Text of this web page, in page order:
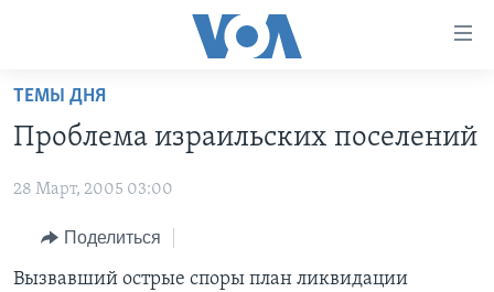
Перейти
основной
Перейти
навигации
ГЛАВНОЕ
ПРОГРАММЫ
АМЕРИКА
НОВОСТИ ЗА МИНУТУ
ИТОГИ
ПРОЕКТЫ
УЧИМ АНГЛИЙСКИЙ
НАША АМЕРИКАНСКАЯ ИСТОРИЯ
ЭКСПЕРТИЗА
ИНТЕРВЬЮ
ТЕМЫ ДНЯ
Проблема израильских поселений
28 Март, 2005 03:00
Поделиться
Вызвавший острые споры план ликвидации